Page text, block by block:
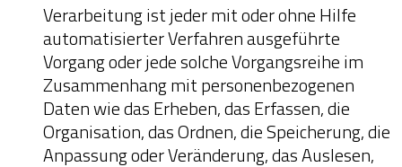
Verarbeitung ist jeder mit oder ohne Hilfe
automatisierter Verfahren ausgeführte
Vorgang oder jede solche Vorgangsreihe im
Zusammenhang mit personenbezogenen
Daten wie das Erheben, das Erfassen, die
Organisation, das Ordnen, die Speicherung, die
Anpassung oder Veränderung, das Auslesen,